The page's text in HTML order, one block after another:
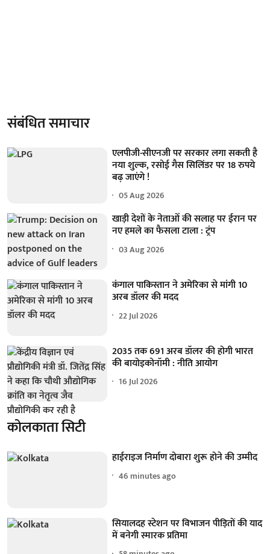
संबंधित समाचार
एलपीजी-सीएनजी पर सरकार लगा सकती है
नया शुल्क, रसोई गैस सिलिंडर पर 18 रुपये
बढ़ जाएंगे !
05 Aug 2026
खाड़ी देशों के नेताओं की सलाह पर ईरान पर
नए हमले का फैसला टाला : ट्रंप
03 Aug 2026
कंगाल पाकिस्तान ने अमेरिका से मांगी 10
अरब डॉलर की मदद
22 Jul 2026
2035 तक 691 अरब डॉलर की होगी भारत
की बायोइकोनॉमी : नीति आयोग
16 Jul 2026
कोलकाता सिटी
हाईराइज निर्माण दोबारा शुरू होने की उम्मीद
46 minutes ago
सियालदह स्टेशन पर विभाजन पीड़ितों की याद
में बनेगी स्मारक प्रतिमा